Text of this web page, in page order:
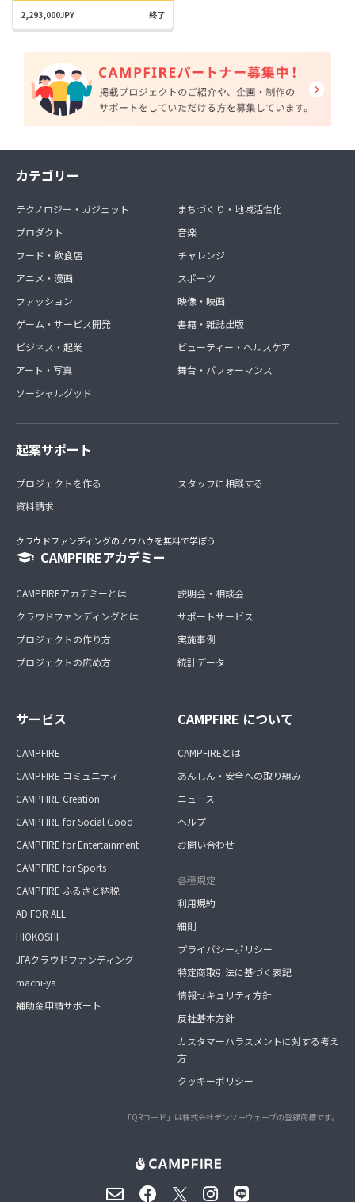
2,293,000JPY 終了
カテゴリー
テクノロジー・ガジェット
プロダクト
フード・飲食店
アニメ・漫画
ファッション
ゲーム・サービス開発
ビジネス・起業
アート・写真
ソーシャルグッド
まちづくり・地域活性化
音楽
チャレンジ
スポーツ
映像・映画
書籍・雑誌出版
ビューティー・ヘルスケア
舞台・パフォーマンス
起案サポート
プロジェクトを作る
資料請求
スタッフに相談する
クラウドファンディングのノウハウを無料で学ぼう
CAMPFIREアカデミー
CAMPFIREアカデミーとは
クラウドファンディングとは
プロジェクトの作り方
プロジェクトの広め方
説明会・相談会
サポートサービス
実施事例
統計データ
サービス
CAMPFIRE
CAMPFIRE コミュニティ
CAMPFIRE Creation
CAMPFIRE for Social Good
CAMPFIRE for Entertainment
CAMPFIRE for Sports
CAMPFIRE ふるさと納税
AD FOR ALL
HIOKOSHI
JFAクラウドファンディング
machi-ya
補助金申請サポート
CAMPFIRE について
CAMPFIREとは
あんしん・安全への取り組み
ニュース
ヘルプ
お問い合わせ
各種規定
利用規約
細則
プライバシーポリシー
特定商取引法に基づく表記
情報セキュリティ方針
反社基本方針
カスタマーハラスメントに対する考え
方
クッキーポリシー
「QRコード」は株式会社デンソーウェーブの登録商標です。